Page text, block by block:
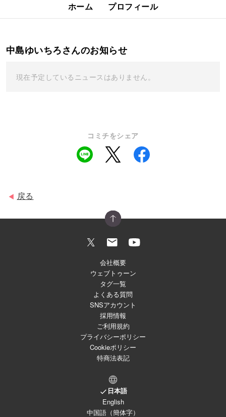
ホーム プロフィール
中島ゆいちろさんのお知らせ
現在予定しているニュースはありません。
コミチをシェア
◀ 戻る
会社概要
ウェブトゥーン
タグ一覧
よくある質問
SNSアカウント
採用情報
ご利用規約
プライバシーポリシー
Cookieポリシー
特商法表記
日本語
English
中国語（簡体字）